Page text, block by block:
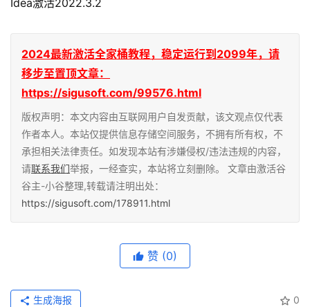
Idea激活2022.3.2
2024最新激活全家桶教程，稳定运行到2099年，请
移步至置顶文章：
https://sigusoft.com/99576.html
版权声明：本文内容由互联网用户自发贡献，该文观点仅代表
作者本人。本站仅提供信息存储空间服务，不拥有所有权，不
承担相关法律责任。如发现本站有涉嫌侵权/违法违规的内容，
请联系我们举报，一经查实，本站将立刻删除。 文章由激活谷
谷主-小谷整理,转载请注明出处：
https://sigusoft.com/178911.html
赞 (0)
0
生成海报